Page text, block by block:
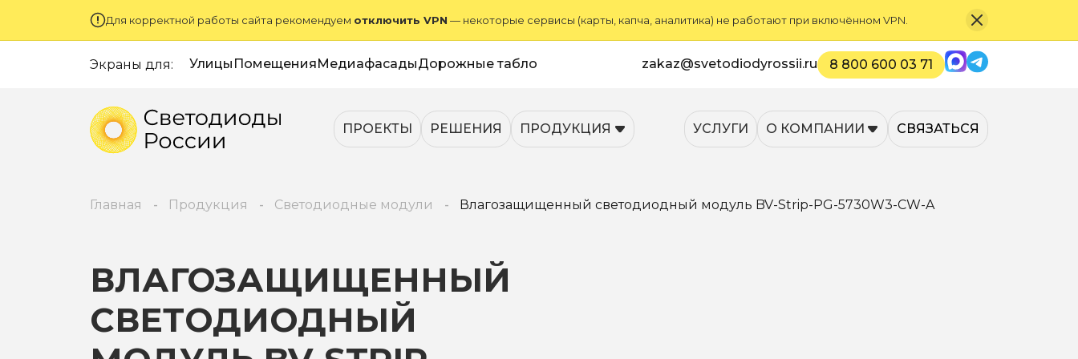
Для корректной работы сайта рекомендуем отключить VPN — некоторые сервисы (карты, капча, аналитика) не работают при включённом VPN.
Экраны для: Улицы ПомещенияМедиафасадыДорожные табло zakaz@svetodiodyrossii.ru 8 800 600 03 71 MaxTelegram
ПРОЕКТЫ РЕШЕНИЯ ПРОДУКЦИЯ УСЛУГИ О КОМПАНИИ СВЯЗАТЬСЯ
Главная Продукция Светодиодные модули Влагозащищенный светодиодный модуль BV-Strip-PG-5730W3-CW-A
ВЛАГОЗАЩИЩЕННЫЙ
СВЕТОДИОДНЫЙ